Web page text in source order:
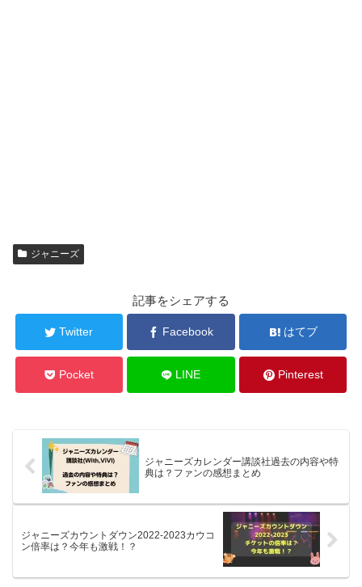
ジャニーズ
記事をシェアする
Twitter Facebook はてブ
Pocket LINE Pinterest
ジャニーズカレンダー講談社過去の内容や特
典は？ファンの感想まとめ
ジャニーズカウントダウン2022-2023カウコ
ン倍率は？今年も激戦！？